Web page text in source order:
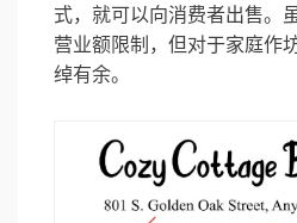
式，就可以向消费者出售。
营业额限制，但对于家庭作
绰有余。